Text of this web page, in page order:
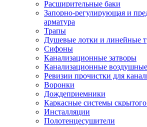
Расширительные баки
Запорно-регулирующая и
арматура
Трапы
Душевые лотки и линейные
Сифоны
Канализационные затворы
Канализационные
Ревизии прочистки для
Воронки
Дождеприемники
Каркасные системы
Инсталляции
Полотенцесушители